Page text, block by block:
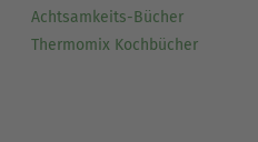
Achtsamkeits-Bücher
Thermomix Kochbücher